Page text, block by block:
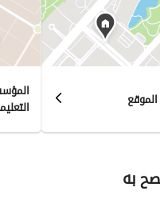
الموقع
به